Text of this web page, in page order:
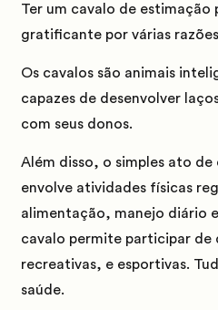
Ter um cavalo de estimação
gratificante por várias
Os cavalos são animais
capazes de desenvolver
com seus donos.
Além disso, o simples ato
envolve atividades físicas
alimentação, manejo diário
cavalo permite participar de
recreativas, e esportivas.
saúde.